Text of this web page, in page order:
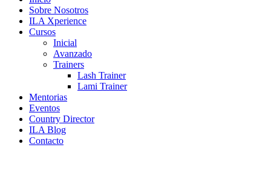
Sobre Nosotros
ILA Xperience
Cursos
Inicial
Avanzado
Trainers
Lash Trainer
Lami Trainer
Mentorias
Eventos
Country Director
ILA Blog
Contacto